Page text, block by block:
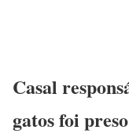
Casal
gatos foi